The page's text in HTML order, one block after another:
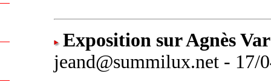
Exposition sur Agnès
jeand@summilux.net - 17/